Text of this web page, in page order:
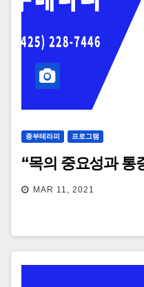
종부테라피 프로그램
“목의 중요성과 통
MAR 11, 2021